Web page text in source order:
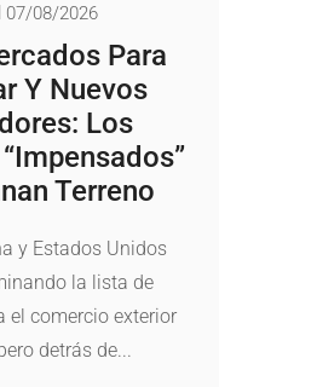
07/08/2026
Para
Y Nuevos
Los
Terreno
y Estados Unidos
la lista de
el comercio exterior
detrás de...